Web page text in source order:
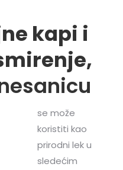
kapi i
se može
koristiti kao
prirodni lek u
sledećim